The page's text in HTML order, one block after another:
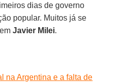
dias de governo
popular. Muitos já se
emJavier Milei.
na Argentina e a falta de